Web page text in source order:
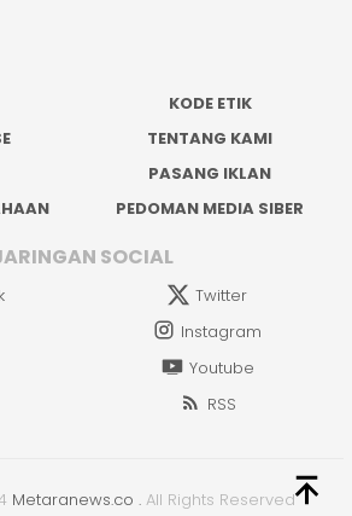
KODE ETIK
TENTANG KAMI
PASANG IKLAN
PEDOMAN MEDIA SIBER
SOCIAL
Twitter
Instagram
Youtube
RSS
Metaranews.co . All Rights Reserved